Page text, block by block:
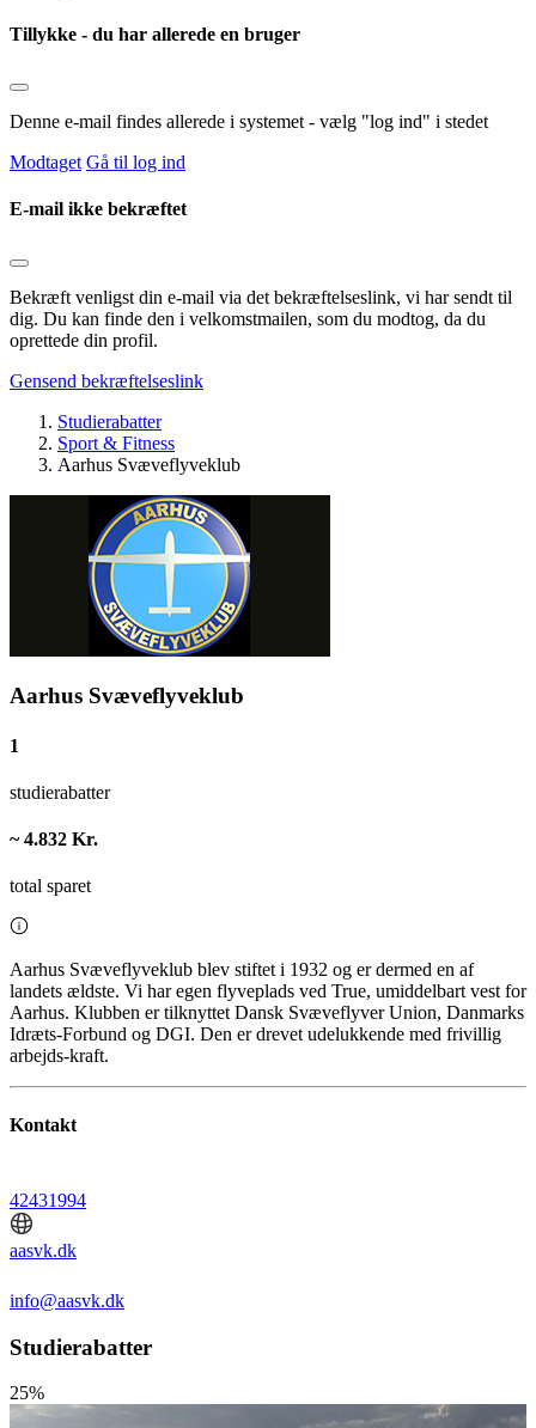
Tillykke - du har allerede en bruger
Denne e-mail findes allerede i systemet - vælg "log ind" i stedet
Modtaget Gå til log ind
E-mail ikke bekræftet
Bekræft venligst din e-mail via det bekræftelseslink, vi har sendt til
dig. Du kan finde den i velkomstmailen, som du modtog, da du
oprettede din profil.
Gensend bekræftelseslink
Studierabatter
Sport & Fitness
Aarhus Svæveflyveklub
Aarhus Svæveflyveklub
1
studierabatter
~ 4.832 Kr.
total sparet
Aarhus Svæveflyveklub blev stiftet i 1932 og er dermed en af
landets ældste. Vi har egen flyveplads ved True, umiddelbart vest for
Aarhus. Klubben er tilknyttet Dansk Svæveflyver Union, Danmarks
Idræts-Forbund og DGI. Den er drevet udelukkende med frivillig
arbejds-kraft.
Kontakt
42431994
aasvk.dk
info@aasvk.dk
Studierabatter
25%